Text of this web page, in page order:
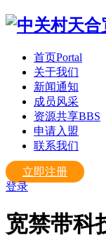
首页Portal
关于我们
新闻通知
成员风采
资源共享BBS
申请入盟
联系我们
立即注册
登录
宽禁带科